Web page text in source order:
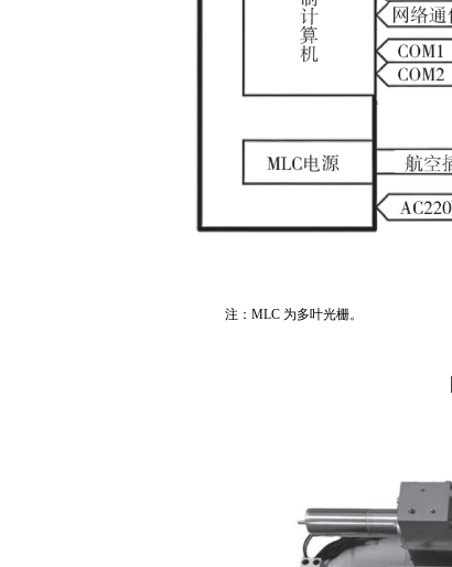
注：MLC 为多叶光栅。